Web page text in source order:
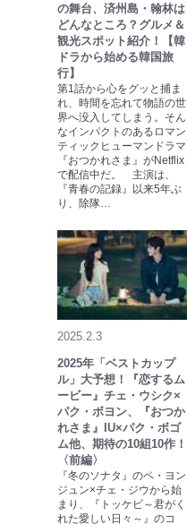
の舞台、済州島・翰林は
どんなところ？グルメ＆
観光スポット紹介！【韓
ドラから始める韓国旅
行】
第1話から心をグッと捕ま
れ、時間を忘れて物語の世
界へ没入してしまう。そん
なインパクトのあるロマン
ティックヒューマンドラマ
『おつかれさま』がNetflix
で配信中だ。 主演は、
『青春の記録』以来5年ぶ
り、除隊…
2025.2.3
2025年「ベストカップ
ル」大予想！『恋するム
ービー』チェ・ウシク×
パク・ボヨン、『おつか
れさま』IU×パク・ボゴ
ム他、期待の10組10作！
〈前編〉
『冬のソナタ』のペ・ヨン
ジュン×チェ・ジウから始
まり、『トッケビ～君がく
れた愛しい日々～』のコ